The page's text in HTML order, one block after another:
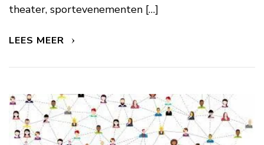
theater, sportevenementen […]
LEES MEER